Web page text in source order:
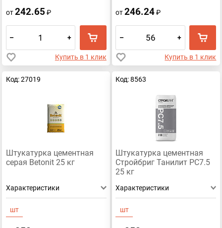
от242.65 ₽
– +
Купить в 1 клик
от246.24₽
– +
Купить в 1 клик
Код: 27019
Штукатурка цементная
серая Betonit 25 кг
Характеристики
шт
Код: 8563
Штукатурка цементная
Стройбриг Танилит РС7.5
25 кг
Характеристики
шт